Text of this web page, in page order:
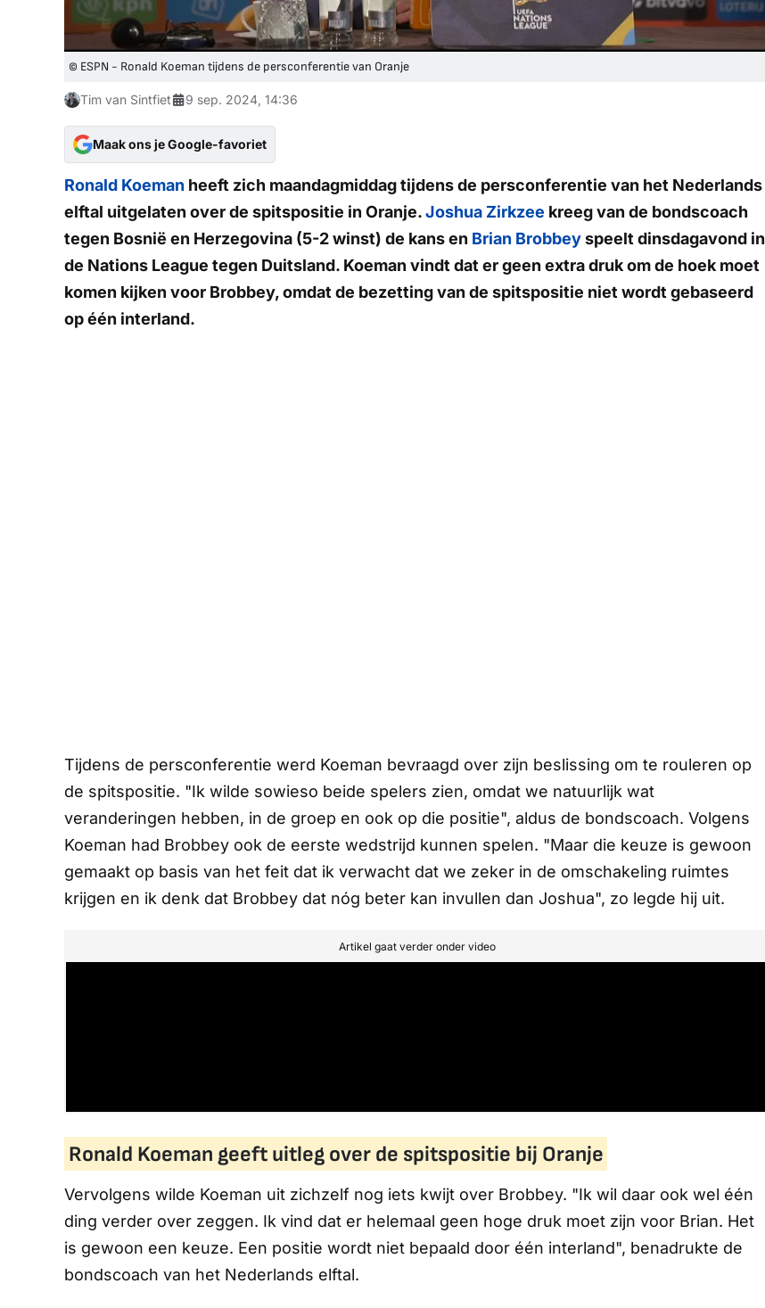
© ESPN - Ronald Koeman tijdens de persconferentie van Oranje
Tim van Sintfiet 9 sep. 2024, 14:36
Maak ons je Google-favoriet
Ronald Koeman heeft zich maandagmiddag tijdens de persconferentie van het Nederlands
elftal uitgelaten over de spitspositie in Oranje.Joshua Zirkzee kreeg van de bondscoach
tegen Bosnië en Herzegovina (5-2 winst) de kans en Brian Brobbeyspeelt dinsdagavond in
de Nations League tegen Duitsland. Koeman vindt dat er geen extra druk om de hoek moet
komen kijken voor Brobbey, omdat de bezetting van de spitspositie niet wordt gebaseerd
op één interland.
Tijdens de persconferentie werd Koeman bevraagd over zijn beslissing om te rouleren op
de spitspositie. "Ik wilde sowieso beide spelers zien, omdat we natuurlijk wat
veranderingen hebben, in de groep en ook op die positie", aldus de bondscoach. Volgens
Koeman had Brobbey ook de eerste wedstrijd kunnen spelen. "Maar die keuze is gewoon
gemaakt op basis van het feit dat ik verwacht dat we zeker in de omschakeling ruimtes
krijgen en ik denk dat Brobbey dat nóg beter kan invullen dan Joshua", zo legde hij uit.
Artikel gaat verder onder video
Ronald Koeman geeft uitleg over de spitspositie bij Oranje
Vervolgens wilde Koeman uit zichzelf nog iets kwijt over Brobbey. "Ik wil daar ook wel één
ding verder over zeggen. Ik vind dat er helemaal geen hoge druk moet zijn voor Brian. Het
is gewoon een keuze. Een positie wordt niet bepaald door één interland", benadrukte de
bondscoach van het Nederlands elftal.